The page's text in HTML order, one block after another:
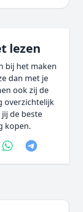
lezen
bij het maken
dan met je
ook zij de
overzichtelijk
de beste
kopen.
whatsapp
telegram